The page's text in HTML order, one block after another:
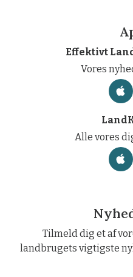
Effektivt
Vores
Alle vores
Tilmeld dig et af
landbrugets vigtigste